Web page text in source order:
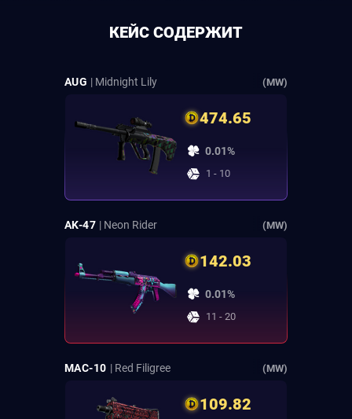
КЕЙС СОДЕРЖИТ
AUG | Midnight Lily (MW)
474.65
0.01%
1 - 10
AK-47 | Neon Rider (MW)
142.03
0.01%
11 - 20
MAC-10 | Red Filigree (MW)
109.82